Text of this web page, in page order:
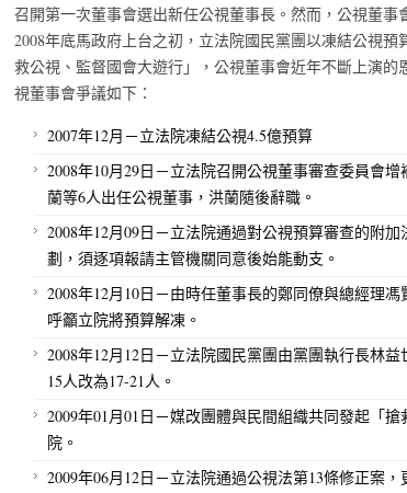
召開第一次董事會選出新任公視董事長。然而，公視董
2008年底馬政府上台之初，立法院國民黨團以凍結公視
救公視、監督國會大遊行」，公視董事會近年不斷上演
視董事會爭議如下：
2007年12月－立法院凍結公視4.5億預算
2008年10月29日－立法院召開公視董事審查委員會
蘭等6人出任公視董事，洪蘭隨後辭職。
2008年12月09日－立法院通過對公視預算審查的附
劃，須逐項報請主管機關同意後始能動支。
2008年12月10日－由時任董事長的鄭同僚與總經理
呼籲立院將預算解凍。
2008年12月12日－立法院國民黨團由黨團執行長林
15人改為17-21人。
2009年01月01日－媒改團體與民間組織共同發起「
院。
2009年06月12日－立法院通過公視法第13條修正案